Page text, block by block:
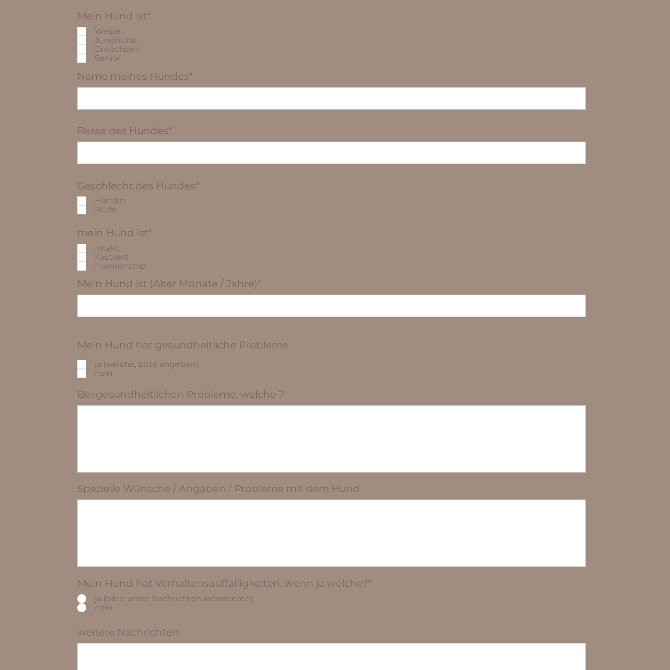
Mein Hund ist*
Welpe
Junghund
Erwachsen
Senior
Name meines Hundes*
Rasse des Hundes*
Geschlecht des Hundes*
Hündin
Rüde
mein Hund ist*
Intakt
Kastriert
Hormonchip
Mein Hund ist (Alter Monate / Jahre)*
Mein Hund hat gesundheitliche Probleme
ja (welche, bitte angeben)
nein
Bei gesundheitlichen Probleme, welche ?
Spezielle Wünsche / Angaben / Probleme mit dem Hund
Mein Hund hat Verhaltensauffälligkeiten, wenn ja welche?*
ja (bitte unter Nachrichten informieren)
nein
weitere Nachrichten